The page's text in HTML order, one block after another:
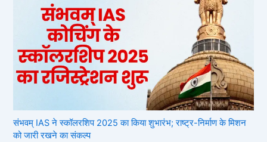
संभवम् IAS ने स्कॉलरशिप 2025 का किया शुभारंभ; राष्ट्र-निर्माण के मिशन
को जारी रखने का संकल्प